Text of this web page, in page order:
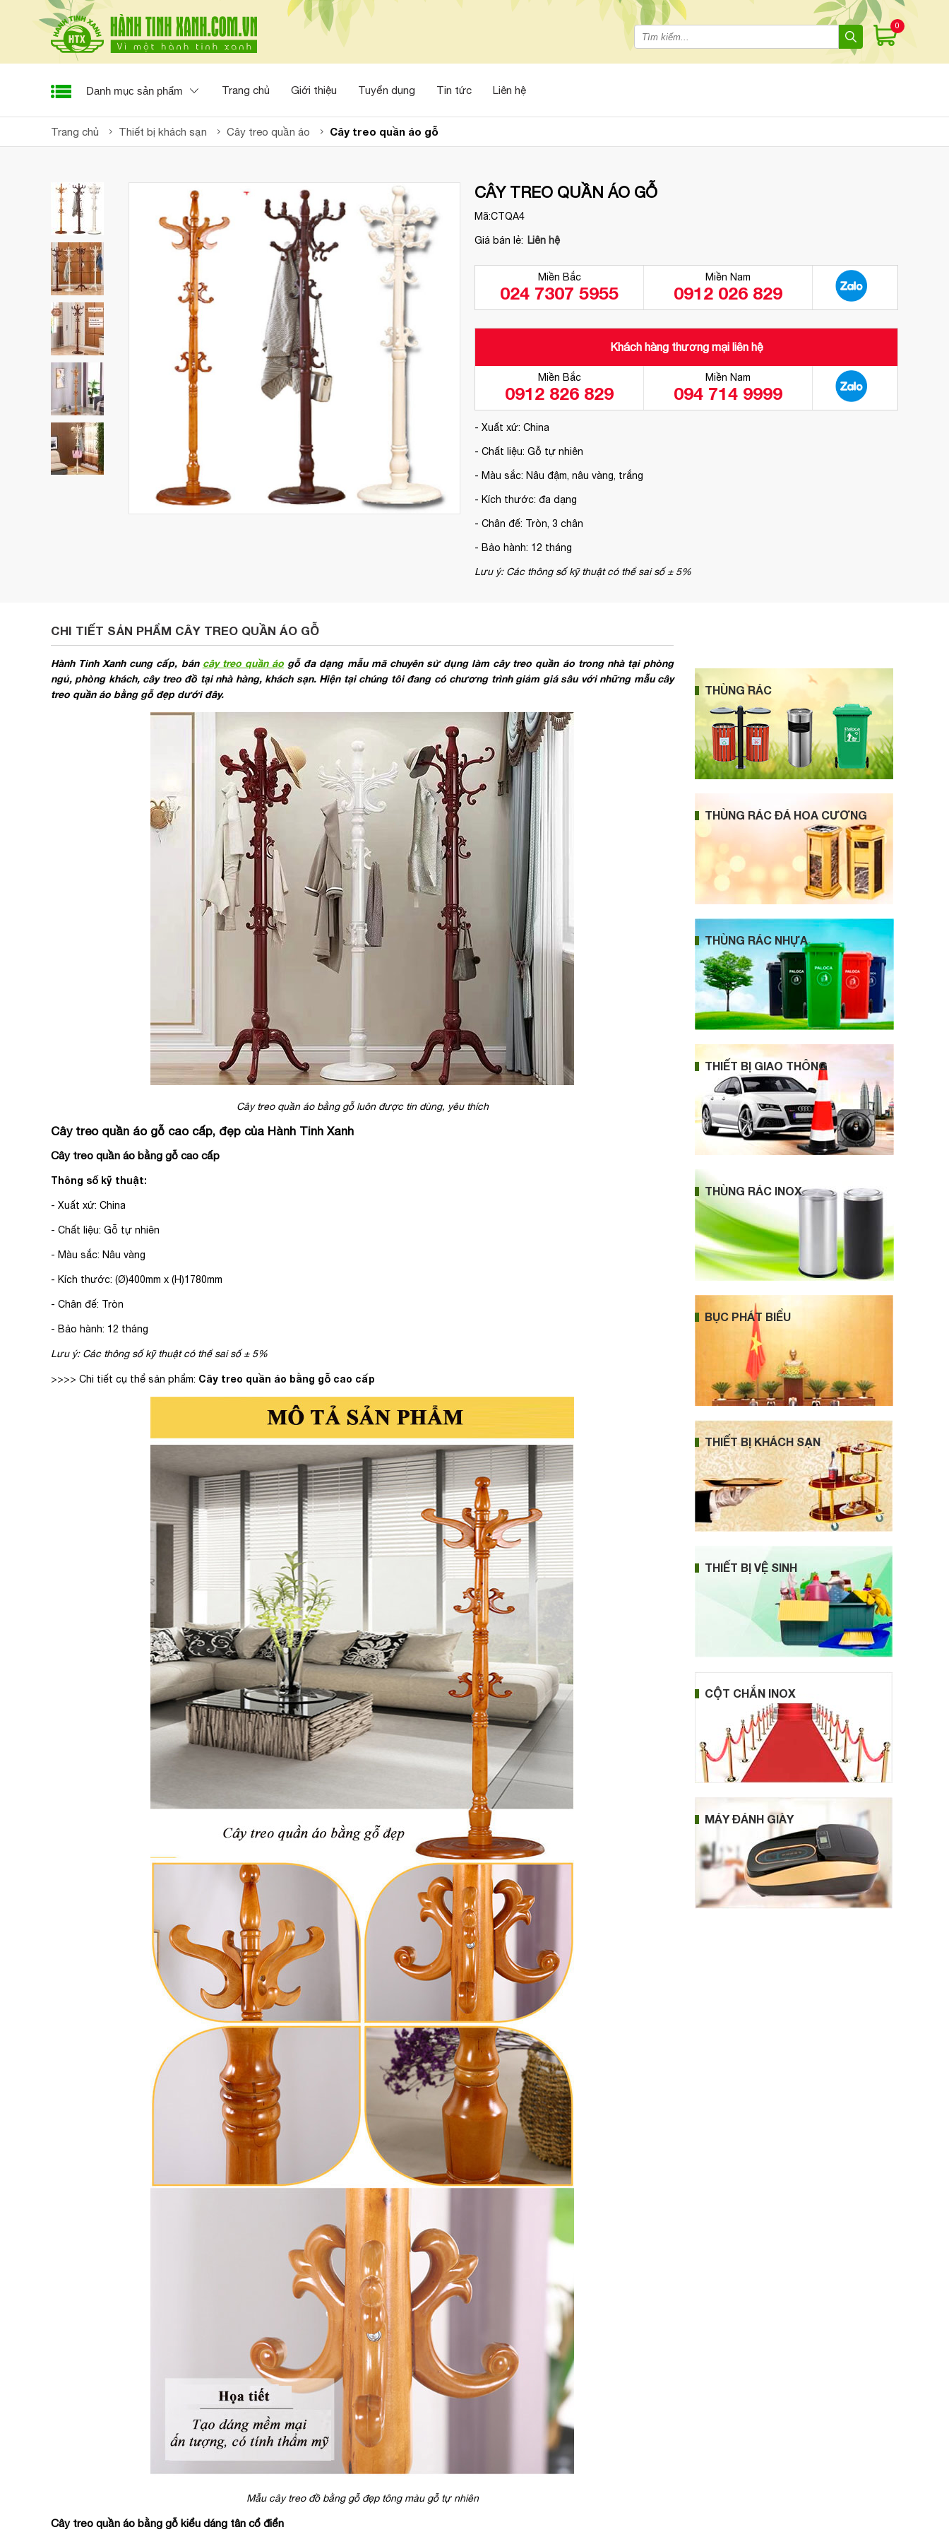
0
Danh mục sản phẩm Trang chủ Giới thiệu Tuyển dụng Tin tức Liên hệ
Trang chủ Thiết bị khách sạn Cây treo quần áo Cây treo quần áo gỗ
CÂY TREO QUẦN ÁO GỖ
Mã:CTQA4
Giá bán lẻ: Liên hệ
Miền Bắc
024 7307 5955
Miền Nam
0912 026 829
Khách hàng thương mại liên hệ
Miền Bắc
0912 826 829
Miền Nam
094 714 9999
- Xuất xứ: China
- Chất liệu: Gỗ tự nhiên
- Màu sắc: Nâu đậm, nâu vàng, trắng
- Kích thước: đa dạng
- Chân đế: Tròn, 3 chân
- Bảo hành: 12 tháng
Lưu ý: Các thông số kỹ thuật có thể sai số ± 5%
CHI TIẾT SẢN PHẨM CÂY TREO QUẦN ÁO GỖ
Hành Tinh Xanh cung cấp, bán cây treo quần áo gỗ đa dạng mẫu mã chuyên sử dụng làm cây treo quần áo trong nhà tại phòng
ngủ, phòng khách, cây treo đồ tại nhà hàng, khách sạn. Hiện tại chúng tôi đang có chương trình giảm giá sâu với những mẫu cây
treo quần áo bằng gỗ đẹp dưới đây.
Cây treo quần áo bằng gỗ luôn được tin dùng, yêu thích
Cây treo quần áo gỗ cao cấp, đẹp của Hành Tinh Xanh
Cây treo quần áo bằng gỗ cao cấp
Thông số kỹ thuật:
- Xuất xứ: China
- Chất liệu: Gỗ tự nhiên
- Màu sắc: Nâu vàng
- Kích thước: (Ø)400mm x (H)1780mm
- Chân đế: Tròn
- Bảo hành: 12 tháng
Lưu ý: Các thông số kỹ thuật có thể sai số ± 5%
>>>> Chi tiết cụ thể sản phẩm: Cây treo quần áo bằng gỗ cao cấp
Mẫu cây treo đồ bằng gỗ đẹp tông màu gỗ tự nhiên
Cây treo quần áo bằng gỗ kiểu dáng tân cổ điển
THÙNG RÁC
THÙNG RÁC ĐÁ HOA CƯƠNG
THÙNG RÁC NHỰA
THIẾT BỊ GIAO THÔNG
THÙNG RÁC INOX
BỤC PHÁT BIỂU
THIẾT BỊ KHÁCH SẠN
THIẾT BỊ VỆ SINH
CỘT CHẮN INOX
MÁY ĐÁNH GIÀY